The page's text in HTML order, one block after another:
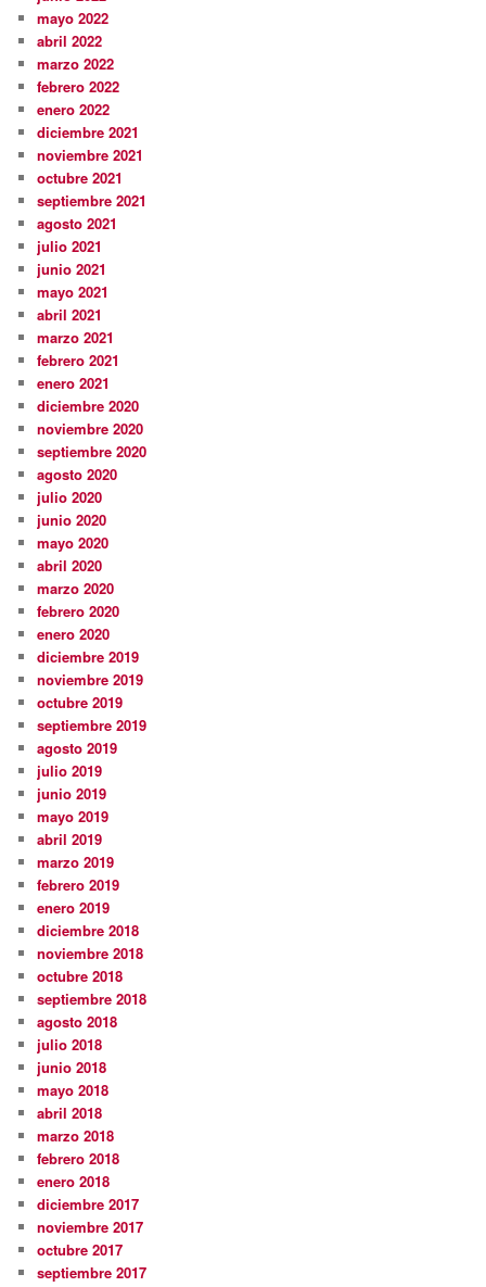
mayo 2022
abril 2022
marzo 2022
febrero 2022
enero 2022
diciembre 2021
noviembre 2021
octubre 2021
septiembre 2021
agosto 2021
julio 2021
junio 2021
mayo 2021
abril 2021
marzo 2021
febrero 2021
enero 2021
diciembre 2020
noviembre 2020
septiembre 2020
agosto 2020
julio 2020
junio 2020
mayo 2020
abril 2020
marzo 2020
febrero 2020
enero 2020
diciembre 2019
noviembre 2019
octubre 2019
septiembre 2019
agosto 2019
julio 2019
junio 2019
mayo 2019
abril 2019
marzo 2019
febrero 2019
enero 2019
diciembre 2018
noviembre 2018
octubre 2018
septiembre 2018
agosto 2018
julio 2018
junio 2018
mayo 2018
abril 2018
marzo 2018
febrero 2018
enero 2018
diciembre 2017
noviembre 2017
octubre 2017
septiembre 2017